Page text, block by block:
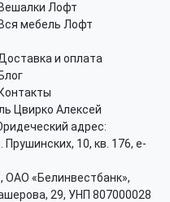
Вешалки Лофт
Вся мебель Лофт
и оплата
Блог
Контакты
Цвирко Алексей
адрес:
Прушинских, 10, кв. 176, e-
ОАО «Белинвестбанк»,
29, УНП 807000028